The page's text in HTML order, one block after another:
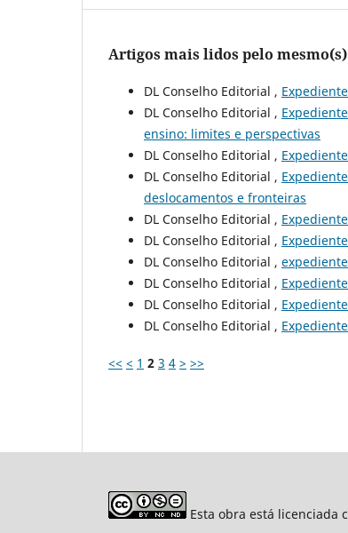
Artigos mais lidos pelo
DL Conselho Editorial , Expediente
DL Conselho Editorial , Expediente
ensino: limites e perspectivas
DL Conselho Editorial , Expediente
DL Conselho Editorial , Expediente
deslocamentos e fronteiras
DL Conselho Editorial , Expediente
DL Conselho Editorial , Expediente
DL Conselho Editorial , expediente
DL Conselho Editorial , Expediente
DL Conselho Editorial , Expediente
DL Conselho Editorial , Expediente
<< < 1 2 3 4 > >>
Esta obra está licenciada